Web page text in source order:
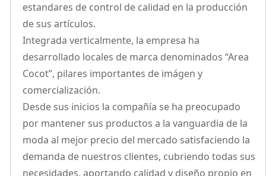
estandares de control de calidad en la producción
de sus artículos.
Integrada verticalmente, la empresa ha
desarrollado locales de marca denominados “Area
Cocot”, pilares importantes de imágen y
comercialización.
Desde sus inicios la compañía se ha preocupado
por mantener sus productos a la vanguardia de la
moda al mejor precio del mercado satisfaciendo la
demanda de nuestros clientes, cubriendo todas sus
necesidades, aportando calidad y diseño propio en